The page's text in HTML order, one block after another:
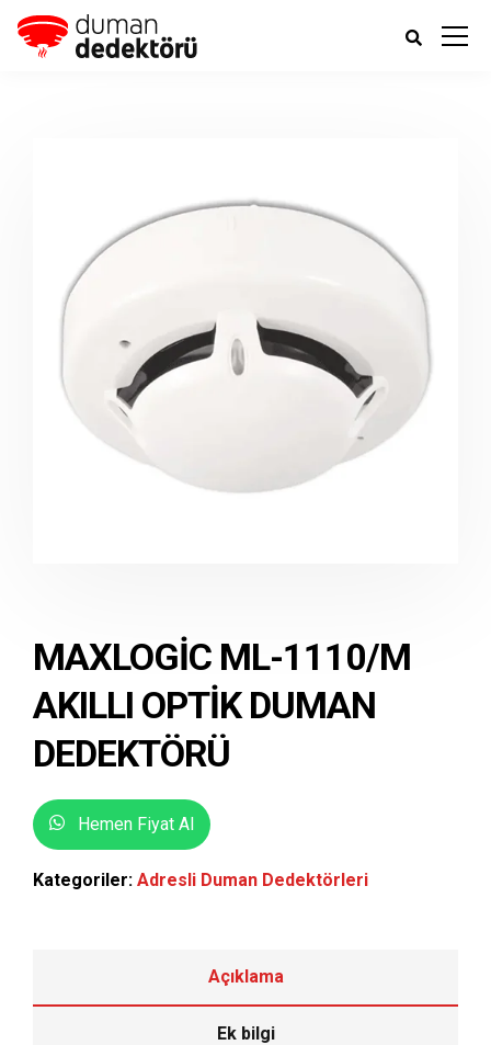
MAXLOGIC ML-1110/M
AKILLI OPTIK DUMAN
DEDEKTÖRÜ
Hemen Fiyat Al
Kategoriler: Adresli Duman Dedektörleri
Açıklama
Ek bilgi